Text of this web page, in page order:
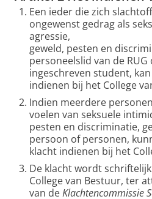
Een ieder die zich
ongewenst gedrag als
agressie,
geweld, pesten en
personeelslid van de RUG
ingeschreven student,
indienen bij het College
Indien meerdere
voelen van seksuele
pesten en discriminatie,
persoon of personen,
klacht indienen bij het
De klacht wordt
College van Bestuur, ter
van deKlachtencommissie